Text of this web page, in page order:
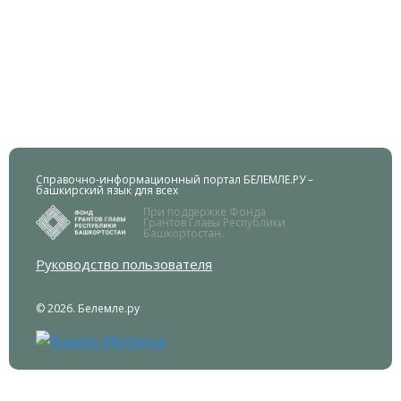
Справочно-информационный портал БЕЛЕМЛЕ.РУ –
башкирский язык для всех
При поддержке Фонда
Грантов Главы Республики
Башкортостан.
Руководство пользователя
© 2026. Белемле.ру